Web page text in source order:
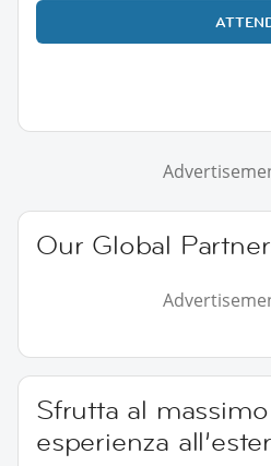
Our Global
Sfrutta al
esperienza